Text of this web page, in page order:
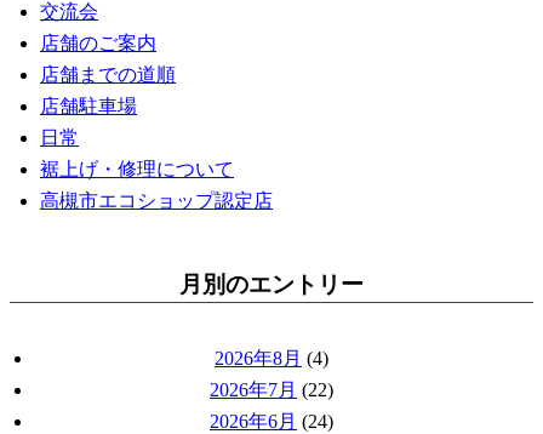
交流会
店舗のご案内
店舗までの道順
店舗駐車場
日常
裾上げ・修理について
高槻市エコショップ認定店
月別のエントリー
2026年8月 (4)
2026年7月 (22)
2026年6月 (24)